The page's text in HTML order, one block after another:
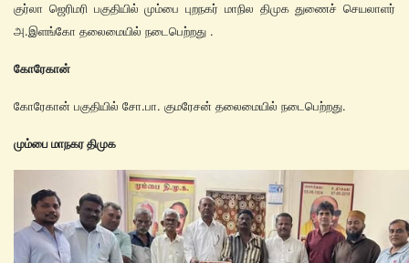
குர்லா ஜெரிமரி பகுதியில் மும்பை புறநகர் மாநில திமுக துணைச் செயலாளர்
அ.இளங்கோ தலைமையில் நடைபெற்றது .
கோரேகான்
கோரேகான் பகுதியில் சோ.பா. குமரேசன் தலைமையில் நடைபெற்றது.
மும்பை மாநகர திமுக